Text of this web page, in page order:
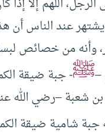
اللهم إلا إذا
عند الناس أن
وأنه من خصائص
–ﷺ- جبة ضيقة
شعبة –رضي الله
جبة شامية ضيقة